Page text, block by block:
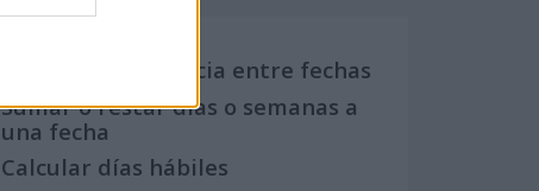
Calcula la diferencia entre fechas
Sumar o restar días o semanas a
una fecha
Calcular días hábiles